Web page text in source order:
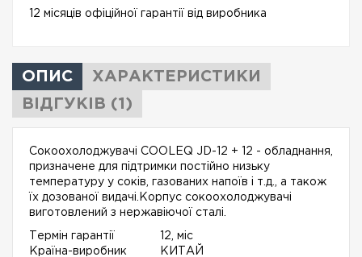
12 місяців офіційної гарантії від виробника
ОПИС
ХАРАКТЕРИСТИКИ
ВІДГУКІВ (1)
Сокоохолоджувачі COOLEQ JD-12 + 12 - обладнання,
призначене для підтримки постійно низьку
температуру у соків, газованих напоїв і т.д., а також
їх дозованої видачі.Корпус сокоохолоджувачі
виготовлений з нержавіючої сталі.
Термін гарантії
12, міс
Країна-виробник
КИТАЙ